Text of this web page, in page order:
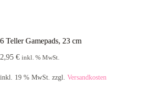
6 Teller Gamepads, 23 cm
2,95 € inkl. % MwSt.
inkl. 19 % MwSt. zzgl. Versandkosten